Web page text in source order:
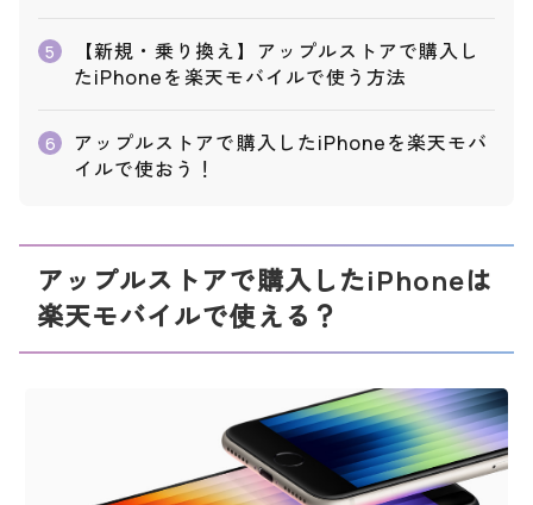
5
【新規・乗り換え】アップルストアで購入し
たiPhoneを楽天モバイルで使う方法
6
アップルストアで購入したiPhoneを楽天モバ
イルで使おう！
アップルストアで購入したiPhoneは
楽天モバイルで使える？